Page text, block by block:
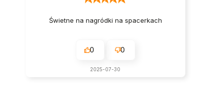
Świetne na nagródki na spacerkach
0 0
2025-07-30